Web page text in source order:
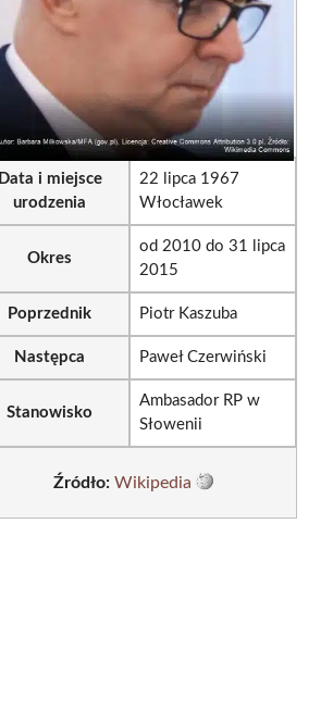
Data i miejsce
urodzenia
22 lipca 1967
Włocławek
Okres
od 2010 do 31 lipca
2015
Poprzednik Piotr Kaszuba
Następca Paweł Czerwiński
Stanowisko
Ambasador RP w
Słowenii
Źródło: Wikipedia